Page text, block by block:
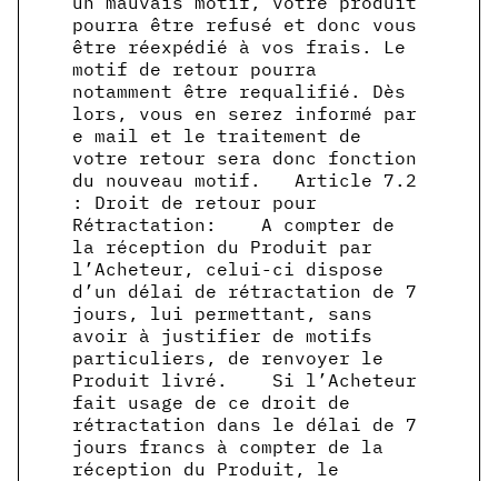
pourra être refusé et donc vous
être réexpédié à vos frais. Le
motif de retour pourra
notamment être requalifié. Dès
lors, vous en serez informé par
e mail et le traitement de
votre retour sera donc fonction
du nouveau motif. Article 7.2
: Droit de retour pour
Rétractation: A compter de
la réception du Produit par
l’Acheteur, celui-ci dispose
d’un délai de rétractation de 7
jours, lui permettant, sans
avoir à justifier de motifs
particuliers, de renvoyer le
Produit livré. Si l’Acheteur
fait usage de ce droit de
rétractation dans le délai de 7
jours francs à compter de la
réception du Produit, le